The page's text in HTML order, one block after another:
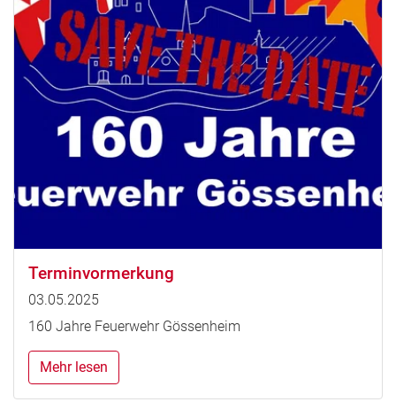
Terminvormerkung
03.05.2025
160 Jahre Feuerwehr Gössenheim
Mehr lesen